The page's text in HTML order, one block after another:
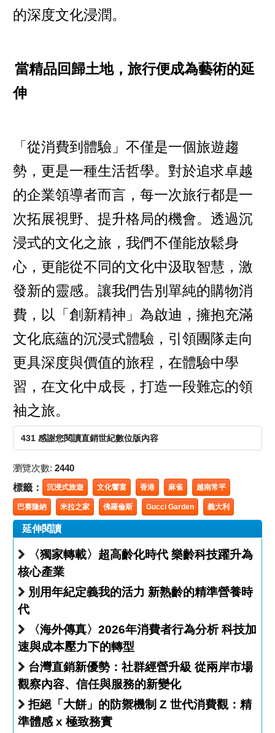
的深度文化浸潤。
當精品回歸土地，旅行便成為藝術的延
伸
「從消費到體驗」不僅是一個旅遊趨
勢，更是一種生活哲學。對於追求卓越
的企業領導者而言，每一次旅行都是一
次拓展視野、提升格局的機會。透過沉
浸式的文化之旅，我們不僅能放鬆身
心，更能從不同的文化中汲取智慧，激
發新的靈感。讓我們告別單純的購物消
費，以「創新精神」為啟迪，擁抱充滿
文化底蘊的沉浸式體驗，引領團隊走向
更具深度與價值的旅程，在體驗中學
習，在文化中成長，打造一段難忘的領
袖之旅。
431 感謝您閱讀直銷世紀數位版內容
瀏覽次數: 2440
標籤： 沉浸式旅遊 文化饗宴 香港 麻雀 越南常平
巴賽隆納 米拉之家 佛羅倫斯 Gucci Garden 義大利
延伸閱讀
〈獨家轉載〉超高齡化時代 樂齡科技躍升為
核心產業
別用年紀定義我的活力 新熟齡的精準營養時
代
〈海外傳真〉2026年消費者行為分析 科技加
速與成本壓力下的轉型
台灣直銷新優勢：社群經營升級 從兩岸市場
觀察內容、信任與服務的新變化
拒絕「大餅」的防禦機制 Z 世代消費觀：精
準體感 x 極致務實